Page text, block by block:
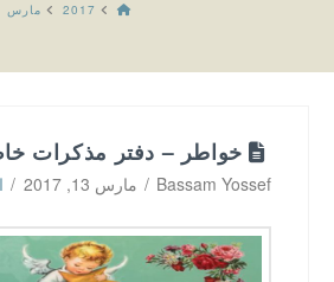
HOME
2017 مارس
خواطر – دفتر مذكرات
Bassam Yossef مارس 13, 2017